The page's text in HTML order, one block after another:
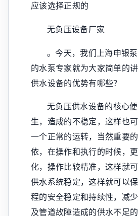
应该选择正规的
无负压设备厂家
。今天，我们上海申银
的水泵专家就为大家简单的
供水设备的优势有哪些？
无负压供水设备的核心
生，造成的不稳定，这样也
一个正常的运转，当然重要
依，在操作和执行的时候，
化，操作比较精准，这样就
供水系统稳定，这样就可以
程的安全稳定和持续性，减
及管道故障造成的供水不足